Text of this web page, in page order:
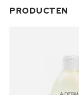
PRODUCTEN